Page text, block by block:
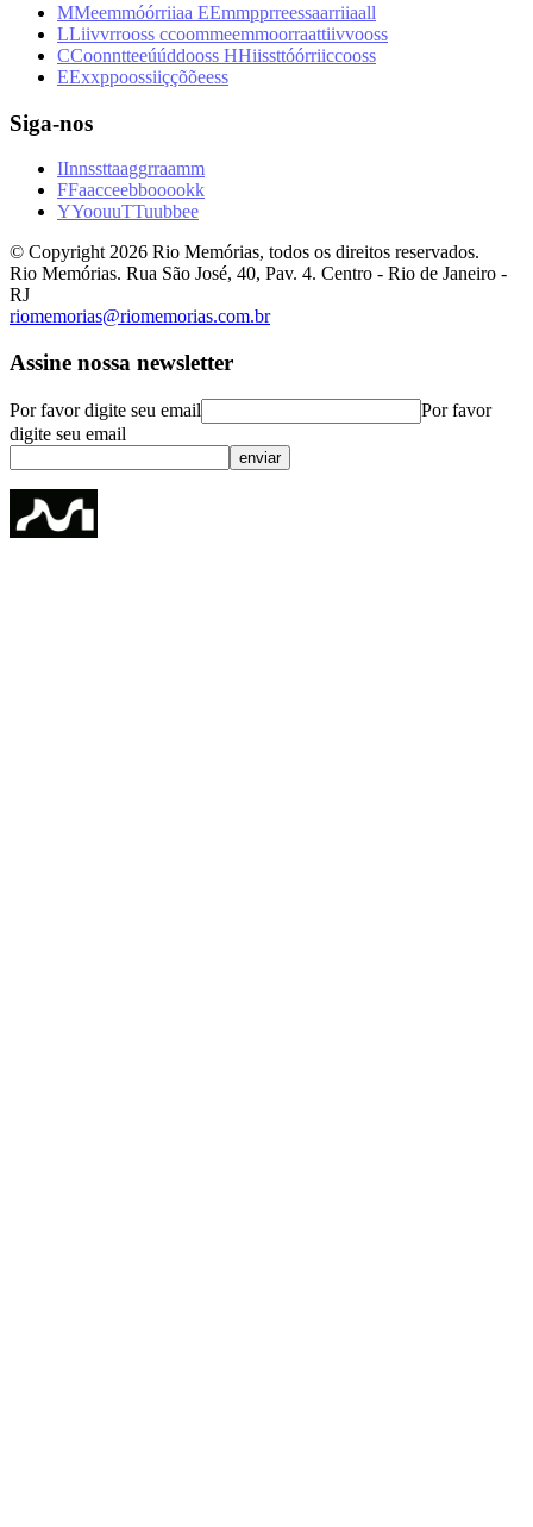
MMeemmóórriiaa EEmmpprreessaarriiaall
LLiivvrrooss ccoommeemmoorraattiivvooss
CCoonntteeúúddooss HHiissttóórriiccooss
EExxppoossiiççõõeess
Siga-nos
IInnssttaaggrraamm
FFaacceebbooookk
YYoouuTTuubbee
© Copyright 2026 Rio Memórias, todos os direitos reservados.
Rio Memórias. Rua São José, 40, Pav. 4. Centro - Rio de Janeiro -
RJ
riomemorias@riomemorias.com.br
Assine nossa newsletter
Por favor digite seu email
Por favor
digite seu email
enviar